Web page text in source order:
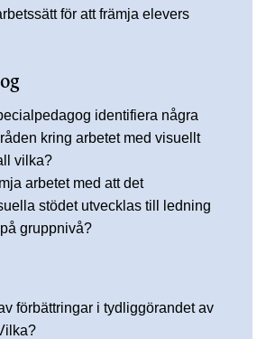
för att främja elevers
identifiera några
kring arbetet med visuellt
vilka?
arbetet med att det
stödet utvecklas till ledning
gruppnivå?
förbättringar i tydliggörandet av